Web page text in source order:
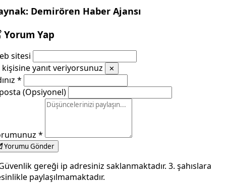
Demirören Haber Ajansı
Yorum Yap
sitesi
kişisine yanıt veriyorsunuz
✕
*
(Opsiyonel)
*
Yorumu Gönder
gereği ip adresiniz saklanmaktadır. 3. şahıslara
paylaşılmamaktadır.